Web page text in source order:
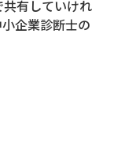
有していけれ
企業診断士の